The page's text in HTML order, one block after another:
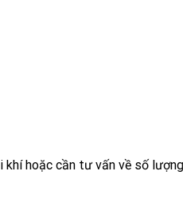
hoặc cần tư vấn về số